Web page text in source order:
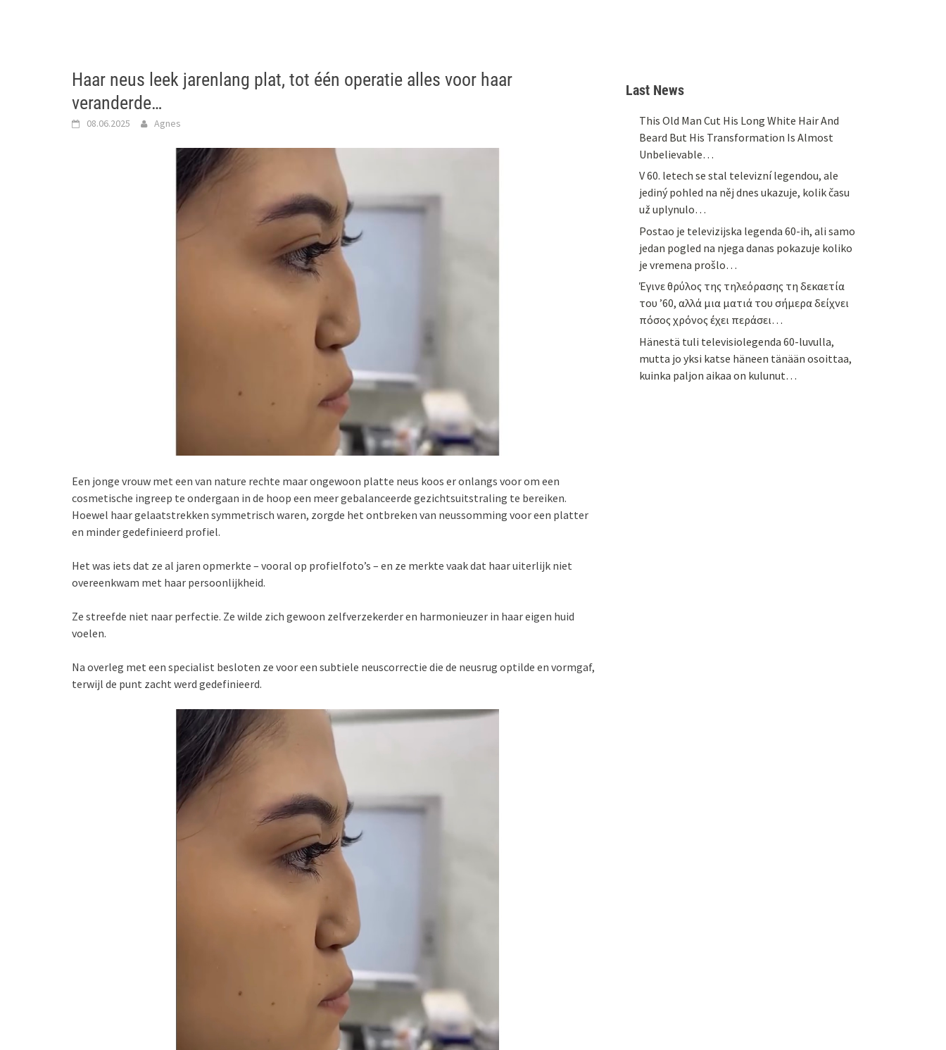
Haar neus leek jarenlang plat, tot één operatie alles voor haar
veranderde…
08.06.2025 Agnes
Een jonge vrouw met een van nature rechte maar ongewoon platte neus koos er onlangs voor om een
cosmetische ingreep te ondergaan in de hoop een meer gebalanceerde gezichtsuitstraling te bereiken.
Hoewel haar gelaatstrekken symmetrisch waren, zorgde het ontbreken van neussomming voor een platter
en minder gedefinieerd profiel.
Het was iets dat ze al jaren opmerkte – vooral op profielfoto’s – en ze merkte vaak dat haar uiterlijk niet
overeenkwam met haar persoonlijkheid.
Ze streefde niet naar perfectie. Ze wilde zich gewoon zelfverzekerder en harmonieuzer in haar eigen huid
voelen.
Na overleg met een specialist besloten ze voor een subtiele neuscorrectie die de neusrug optilde en vormgaf,
terwijl de punt zacht werd gedefinieerd.
Last News
This Old Man Cut His Long White Hair And
Beard But His Transformation Is Almost
Unbelievable…
V 60. letech se stal televizní legendou, ale
jediný pohled na něj dnes ukazuje, kolik času
už uplynulo…
Postao je televizijska legenda 60-ih, ali samo
jedan pogled na njega danas pokazuje koliko
je vremena prošlo…
Έγινε θρύλος της τηλεόρασης τη δεκαετία
του ’60, αλλά μια ματιά του σήμερα δείχνει
πόσος χρόνος έχει περάσει…
Hänestä tuli televisiolegenda 60-luvulla,
mutta jo yksi katse häneen tänään osoittaa,
kuinka paljon aikaa on kulunut…